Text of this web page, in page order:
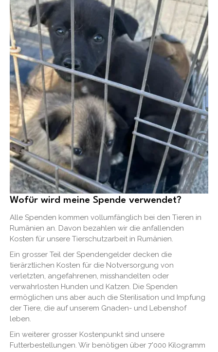
Wofür wird meine Spende verwendet?
Alle Spenden kommen vollumfänglich bei den Tieren in
Rumänien an. Davon bezahlen wir die anfallenden
Kosten für unsere Tierschutzarbeit in Rumänien.
Ein grosser Teil der Spendengelder decken die
tierärztlichen Kosten für die Notversorgung von
verletzten, angefahrenen, misshandelten oder
verwahrlosten Hunden und Katzen. Die Spenden
ermöglichen uns aber auch die Sterilisation und Impfung
der Tiere, die auf unserem Gnaden- und Lebenshof
leben.
Ein weiterer grosser Kostenpunkt sind unsere
Futterbestellungen. Wir benötigen über 7'000 Kilogramm